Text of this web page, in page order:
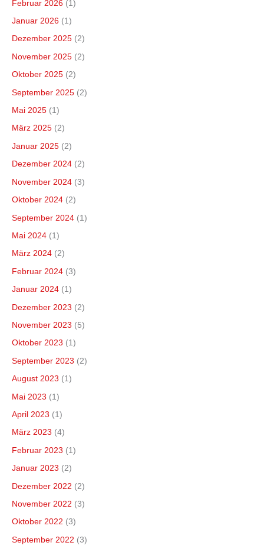
Februar 2026 (1)
Januar 2026 (1)
Dezember 2025 (2)
November 2025 (2)
Oktober 2025 (2)
September 2025 (2)
Mai 2025 (1)
März 2025 (2)
Januar 2025 (2)
Dezember 2024 (2)
November 2024 (3)
Oktober 2024 (2)
September 2024 (1)
Mai 2024 (1)
März 2024 (2)
Februar 2024 (3)
Januar 2024 (1)
Dezember 2023 (2)
November 2023 (5)
Oktober 2023 (1)
September 2023 (2)
August 2023 (1)
Mai 2023 (1)
April 2023 (1)
März 2023 (4)
Februar 2023 (1)
Januar 2023 (2)
Dezember 2022 (2)
November 2022 (3)
Oktober 2022 (3)
September 2022 (3)